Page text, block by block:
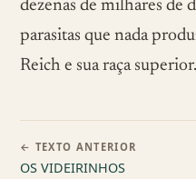
dezenas de milhares de
parasitas que nada
Reich e sua raça
← TEXTO ANTERIOR
OS VIDEIRINHOS